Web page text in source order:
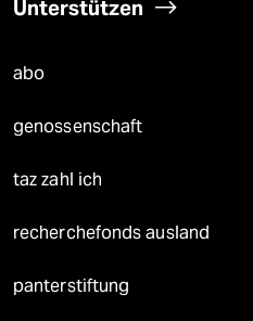
Unterstützen
abo
genossenschaft
taz zahl ich
recherchefonds ausland
panterstiftung